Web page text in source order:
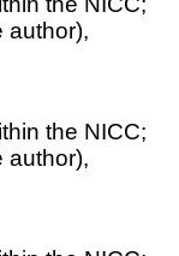
author),
the NICC;
author),